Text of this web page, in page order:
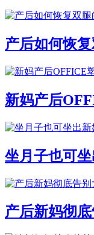
产后如何恢
新妈产后
坐月子也可
产后新妈彻